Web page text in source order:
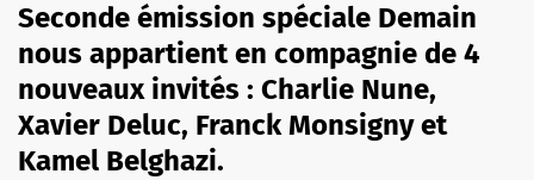
Seconde émission spéciale Demain
nous appartient en compagnie de 4
nouveaux invités : Charlie Nune,
Xavier Deluc, Franck Monsigny et
Kamel Belghazi.